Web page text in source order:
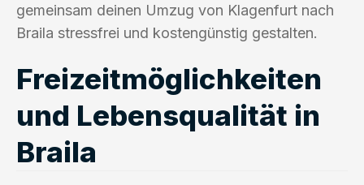
gemeinsam deinen Umzug von Klagenfurt nach
Braila stressfrei und kostengünstig gestalten.
Freizeitmöglichkeiten
und Lebensqualität in
Braila